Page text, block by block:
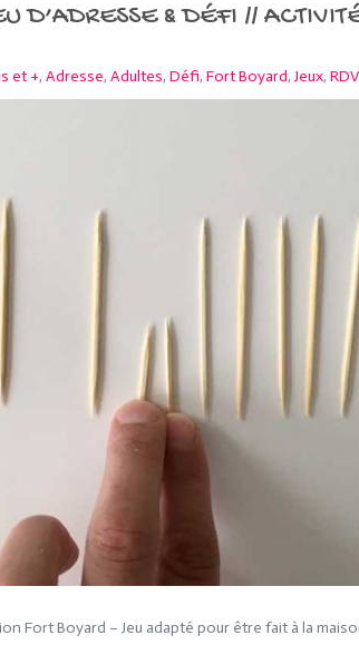
D’ADRESSE & DÉFI //
et +, Adresse, Adultes, Défi, Fort Boyard, Jeux,
Fort Boyard – Jeu adapté pour être fait à la